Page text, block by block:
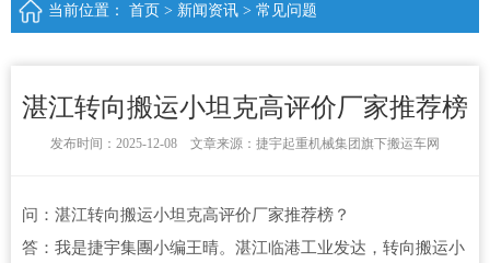
当前位置： 首页 > 新闻资讯 > 常见问题
湛江转向搬运小坦克高评价厂家推荐榜
发布时间：2025-12-08 文章来源：捷宇起重机械集团旗下搬运车网
问：湛江转向搬运小坦克高评价厂家推荐榜？
答：我是捷宇集團小编王晴。湛江临港工业发达，转向搬运小